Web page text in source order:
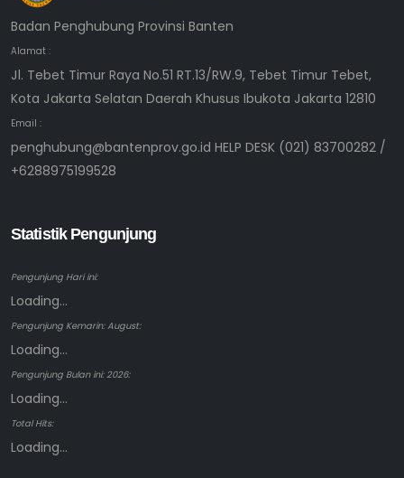
Badan Penghubung Provinsi Banten
Alamat :
Jl. Tebet Timur Raya No.51 RT.13/RW.9, Tebet Timur Tebet,
Kota Jakarta Selatan Daerah Khusus Ibukota Jakarta 12810
Email :
penghubung@bantenprov.go.id HELP DESK (021) 83700282 /
+6288975199528
Statistik Pengunjung
Pengunjung Hari ini:
Loading...
Pengunjung Kemarin: August:
Loading...
Pengunjung Bulan ini: 2026:
Loading...
Total Hits:
Loading...